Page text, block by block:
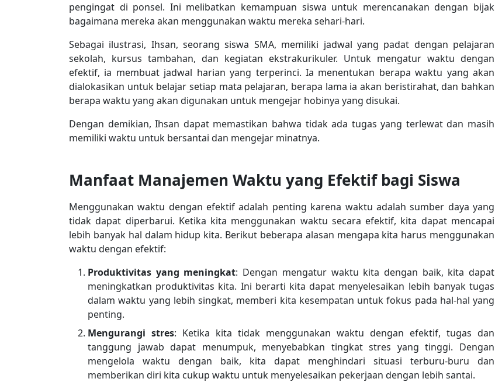
pengingat di ponsel. Ini melibatkan kemampuan siswa untuk merencanakan dengan bijak
bagaimana mereka akan menggunakan waktu mereka sehari-hari.
Sebagai ilustrasi, Ihsan, seorang siswa SMA, memiliki jadwal yang padat dengan pelajaran
sekolah, kursus tambahan, dan kegiatan ekstrakurikuler. Untuk mengatur waktu dengan
efektif, ia membuat jadwal harian yang terperinci. Ia menentukan berapa waktu yang akan
dialokasikan untuk belajar setiap mata pelajaran, berapa lama ia akan beristirahat, dan bahkan
berapa waktu yang akan digunakan untuk mengejar hobinya yang disukai.
Dengan demikian, Ihsan dapat memastikan bahwa tidak ada tugas yang terlewat dan masih
memiliki waktu untuk bersantai dan mengejar minatnya.
Manfaat Manajemen Waktu yang Efektif bagi Siswa
Menggunakan waktu dengan efektif adalah penting karena waktu adalah sumber daya yang
tidak dapat diperbarui. Ketika kita menggunakan waktu secara efektif, kita dapat mencapai
lebih banyak hal dalam hidup kita. Berikut beberapa alasan mengapa kita harus menggunakan
waktu dengan efektif:
Produktivitas yang meningkat: Dengan mengatur waktu kita dengan baik, kita dapat
meningkatkan produktivitas kita. Ini berarti kita dapat menyelesaikan lebih banyak tugas
dalam waktu yang lebih singkat, memberi kita kesempatan untuk fokus pada hal-hal yang
penting.
Mengurangi stres: Ketika kita tidak menggunakan waktu dengan efektif, tugas dan
tanggung jawab dapat menumpuk, menyebabkan tingkat stres yang tinggi. Dengan
mengelola waktu dengan baik, kita dapat menghindari situasi terburu-buru dan
memberikan diri kita cukup waktu untuk menyelesaikan pekerjaan dengan lebih santai.